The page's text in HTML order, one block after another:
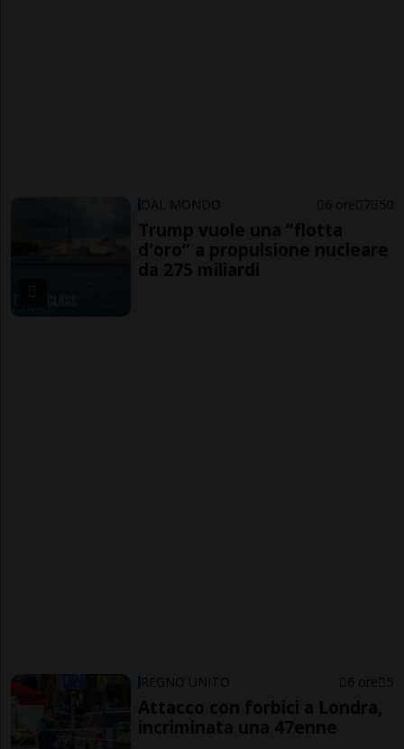
DAL MONDO 6 ore 7 50
Trump vuole una “flotta
d'oro” a propulsione nucleare
da 275 miliardi
REGNO UNITO 6 ore 5
Attacco con forbici a Londra,
incriminata una 47enne